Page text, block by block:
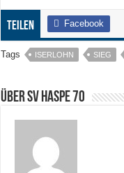
Teilen Facebook
Tags ISERLOHN SIEG
Über SV HASPE 70